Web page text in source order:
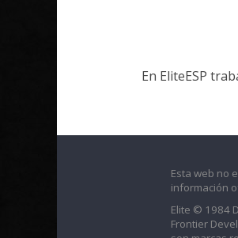
En EliteESP
Esta web no
información
Elite © 1984
Frontier